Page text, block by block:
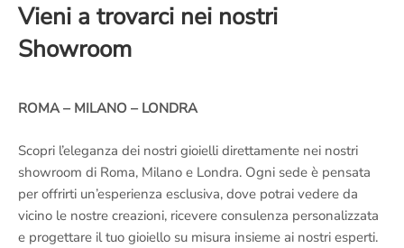
Vieni a trovarci nei nostri
Showroom
ROMA – MILANO – LONDRA
Scopri l’eleganza dei nostri gioielli direttamente nei nostri
showroom di Roma, Milano e Londra. Ogni sede è pensata
per offrirti un’esperienza esclusiva, dove potrai vedere da
vicino le nostre creazioni, ricevere consulenza personalizzata
e progettare il tuo gioiello su misura insieme ai nostri esperti.